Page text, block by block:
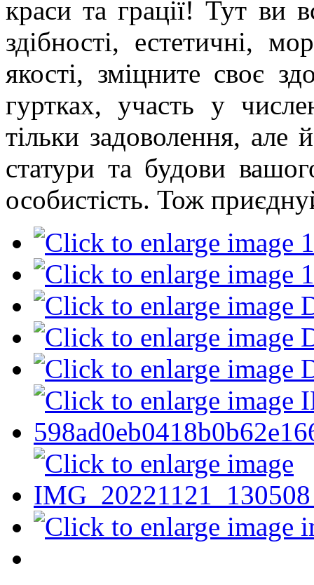
краси та грації! Тут ви
здібності, естетичні,
якості, зміцните своє
гуртках, участь у
тільки задоволення,
статури та будови
особистість. Тож